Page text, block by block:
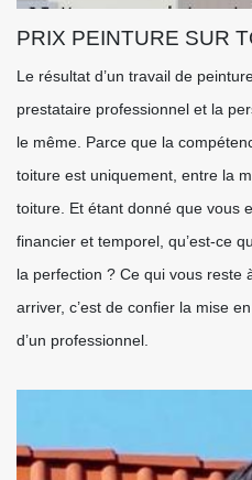
PRIX PEINTURE SUR
Le résultat d’un travail de
prestataire professionnel et la
le même. Parce que la
toiture est uniquement, entre la
toiture. Et étant donné que vous
financier et temporel, qu’est-ce
la perfection ? Ce qui vous reste
arriver, c’est de confier la mise
d’un professionnel.